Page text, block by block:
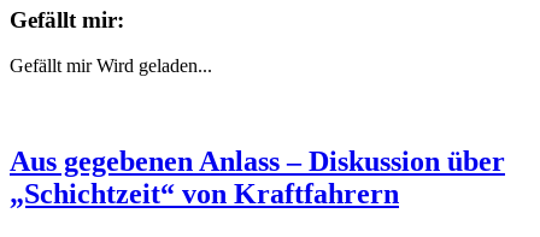
Gefällt mir:
Gefällt mir Wird geladen...
Aus gegebenen Anlass – Diskussion über
„Schichtzeit“ von Kraftfahrern